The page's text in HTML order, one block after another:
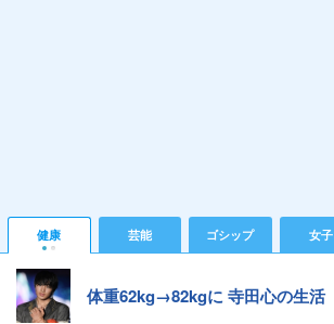
健康 芸能 ゴシップ 女子
体重62kg→82kgに 寺田心の生活